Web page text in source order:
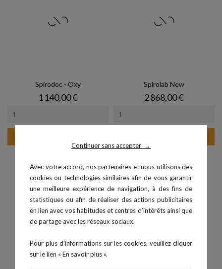
Continuer sans accepter →
Avec votre accord, nos partenaires et nous utilisons des
cookies ou technologies similaires afin de vous garantir
une meilleure expérience de navigation, à des fins de
statistiques ou afin de réaliser des actions publicitaires
en lien avec vos habitudes et centres d’intérêts ainsi que
de partage avec les réseaux sociaux.
Pour plus d'informations sur les cookies, veuillez cliquer
sur le lien « En savoir plus ».
Spirodoc - Oxy
Prix
1 140,00 €
Spirolab New
Prix
2 868,00 €